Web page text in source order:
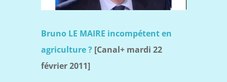
Bruno LE MAIRE incompétent en
agriculture ?[Canal+ mardi 22
février 2011]